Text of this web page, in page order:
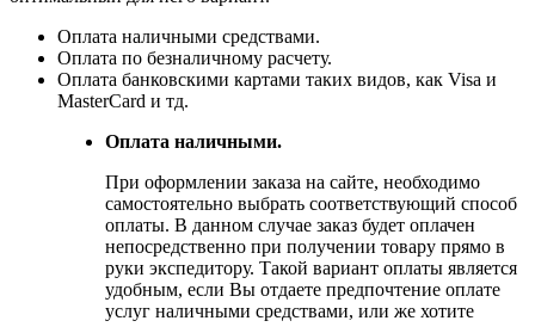
Оплата наличными средствами.
Оплата по безналичному расчету.
Оплата банковскими картами таких видов, как Visa и
MasterCard и тд.
Оплата наличными.
При оформлении заказа на сайте, необходимо
самостоятельно выбрать соответствующий способ
оплаты. В данном случае заказ будет оплачен
непосредственно при получении товару прямо в
руки экспедитору. Такой вариант оплаты является
удобным, если Вы отдаете предпочтение оплате
услуг наличными средствами, или же хотите